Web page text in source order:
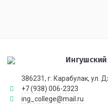
386231, г. Карабулак, ул.
+7 (938) 006-2323
ing_college@mail.ru